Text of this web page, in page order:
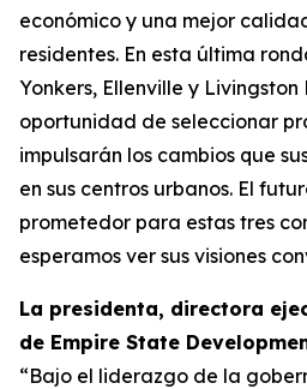
económico y una mejor
residentes. En esta última
Yonkers, Ellenville y
oportunidad de seleccionar
impulsarán los cambios que
en sus centros urbanos. El
prometedor para estas tres
esperamos ver sus visiones
La presidenta, directora
de Empire State
“Bajo el liderazgo de la